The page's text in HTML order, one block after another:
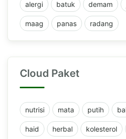
alergi batuk demam
maag panas radang
Cloud Paket
nutrisi mata putih
haid herbal kolesterol